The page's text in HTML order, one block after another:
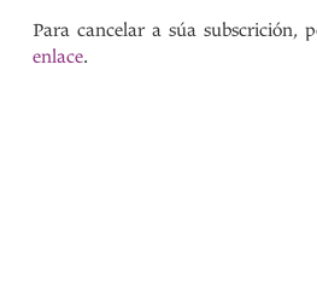
Para cancelar a súa subscrición,
enlace.